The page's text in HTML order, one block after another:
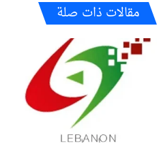
مقالات ذات صلة